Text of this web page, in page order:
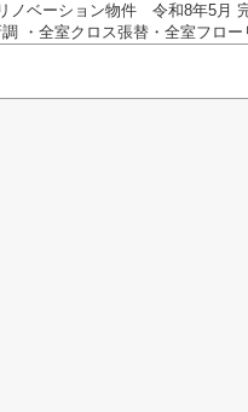
ベーション物件 令和8年5月
・全室クロス張替・全室フロ